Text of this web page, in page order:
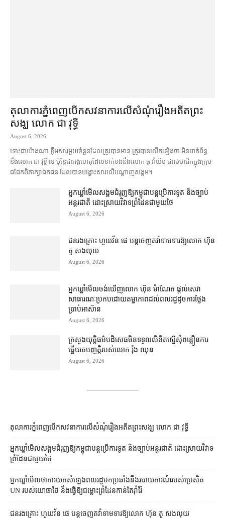
តុលាការ​ភ្នំពេញ​​បើកសវនាការ​លើ​សំណុំរឿង​​អតីត​ព្រះ
សង្ឃ លោក ជា វុទ្ធី
August 6, 2026
ទោះជា​យ៉ាងណា ខ្លឹមសារ​មួយចំនួន​ដែល​ត្រូវ​បាន​អាន ត្រូវ​បាន​លើកឡើង​ថា មិន​ពាក់ព័ន្ធ​
នឹង​លោក ជា វុទ្ធី ទេ ប៉ុន្តែ​ជា​អង្គ​ហេតុ​ដែល​ទាក់ទង​នឹង​លោក ធូ វ៉ាឃីម ជា​សមាជិក​ក្នុង​ក្រុម​
ជជែក​ពិភាក្សា​ឯកជន ដែល​បាន​បង្ហោះ​សា​រលើ​បណ្ដាញ​សង្គម។
អ្នកឃ្លាំមើល​សង្គម​ជំរុញ​ឱ្យ​កម្ពុជា​បន្ត​ប្រើ​ការទូត និង​ច្បាប់​
អន្តរជាតិ ដោះស្រាយ​វិវាទ​ព្រំដែន​ជាមួយ​ថៃ
August 6, 2026
ជនរងគ្រោះ ហួយវ័ន ផេ បន្ត​ចេញ​តវ៉ា​ទាមទារ​ឱ្យ​លោក ហ៊ុន
តូ សង​លុយ
August 6, 2026
អ្នកឃ្លាំមើល​ចង់​ឃើញ​លោក ហ៊ុន ម៉ាណែត ផ្ដល់​សេវា​
សាធារណៈ​ប្រកបដោយ​តម្លាភាព​ដល់​ពលរដ្ឋ​ដូច​ការ​ថ្លែង​
ប្រាប់​អាស៊ាន
August 6, 2026
ក្រសួងយុត្តិធម៌​បដិសេធ​មិន​ទទួល​លិខិត​ស្នើសុំ​ពន្លឿន​ការ​
ឆ្លើយតប​ញត្តិ​របស់​លោក រ៉ុង ឈុន
August 6, 2026
តុលាការ​ភ្នំពេញ​​បើកសវនាការ​លើ​សំណុំរឿង​​អតីត​ព្រះសង្ឃ លោក ជា វុទ្ធី
អ្នកឃ្លាំមើល​សង្គម​ជំរុញ​ឱ្យ​កម្ពុជា​បន្ត​ប្រើ​ការទូត និង​ច្បាប់​អន្តរជាតិ ដោះស្រាយ​វិវាទ​
ព្រំដែន​ជាមួយ​ថៃ
អ្នកឃ្លាំមើល​ថា​ការ​យក​សំឡេង​ពលរដ្ឋ​មក​ប្រឆាំង​នឹង​របាយការណ៍​របស់​ប្រេសិត
UN របស់​យោធា​ថៃ នឹង​ធ្វើ​ឱ្យ​ជម្លោះព្រំដែន​កាន់តែ​រ៉ាំរ៉ៃ
ជនរងគ្រោះ ហួយវ័ន ផេ បន្ត​ចេញ​តវ៉ា​ទាមទារ​ឱ្យ​លោក ហ៊ុន តូ សង​លុយ